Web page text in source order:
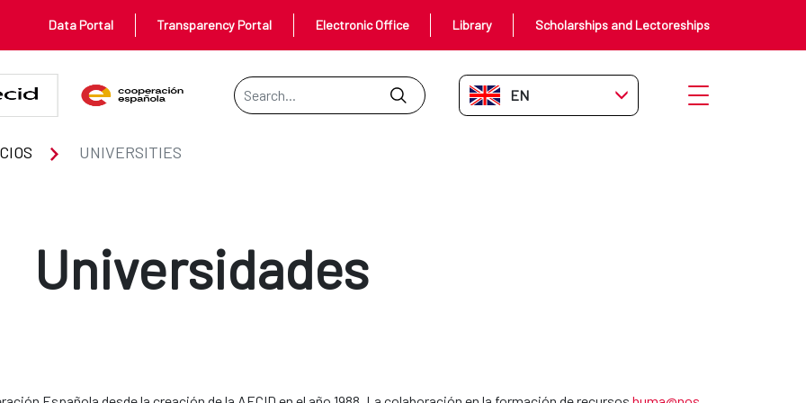
Data Portal Transparency Portal Electronic Office Library Scholarships and Lectoreships
Search Bar
EN-GB Open menu
UNIVERSITIES
Universidades